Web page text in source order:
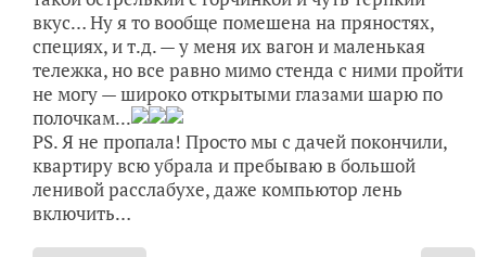
вкус… Ну я то вообще помешена на пряностях,
специях, и т.д. — у меня их вагон и маленькая
тележка, но все равно мимо стенда с ними пройти
не могу — широко открытыми глазами шарю по
полочкам...
PS. Я не пропала! Просто мы с дачей покончили,
квартиру всю убрала и пребываю в большой
ленивой расслабухе, даже компьютор лень
включить…